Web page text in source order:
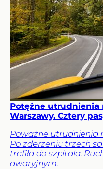
Potężne utrudnienia
Warszawy. Cztery
Poważne utrudnienia
Po zderzeniu trzech
trafiła do szpitala.
awaryjnym.